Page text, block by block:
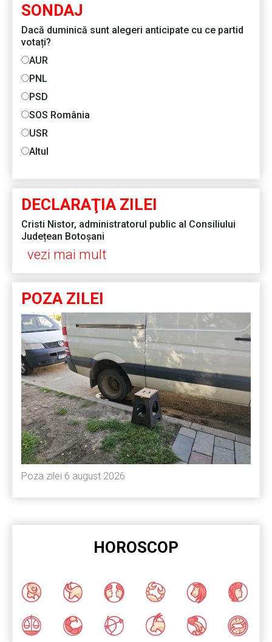
SONDAJ
Dacă duminică sunt alegeri anticipate cu ce partid
votați?
AUR
PNL
PSD
SOS România
USR
Altul
DECLARAŢIA ZILEI
Cristi Nistor, administratorul public al Consiliului
Județean Botoșani
vezi mai mult
POZA ZILEI
Poza zilei 6 august 2026
HOROSCOP